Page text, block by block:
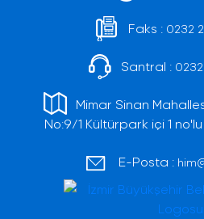
Faks : 0232
Santral :
Mimar Sinan
No:9/1 Kültürpark içi 1
E-Posta :